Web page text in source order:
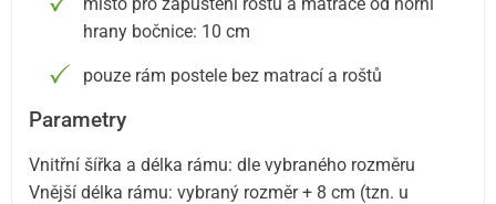
hrany bočnice: 10 cm
pouze rám postele bez matrací a roštů
Parametry
Vnitřní šířka a délka rámu: dle vybraného rozměru
Vnější délka rámu: vybraný rozměr + 8 cm (tzn. u